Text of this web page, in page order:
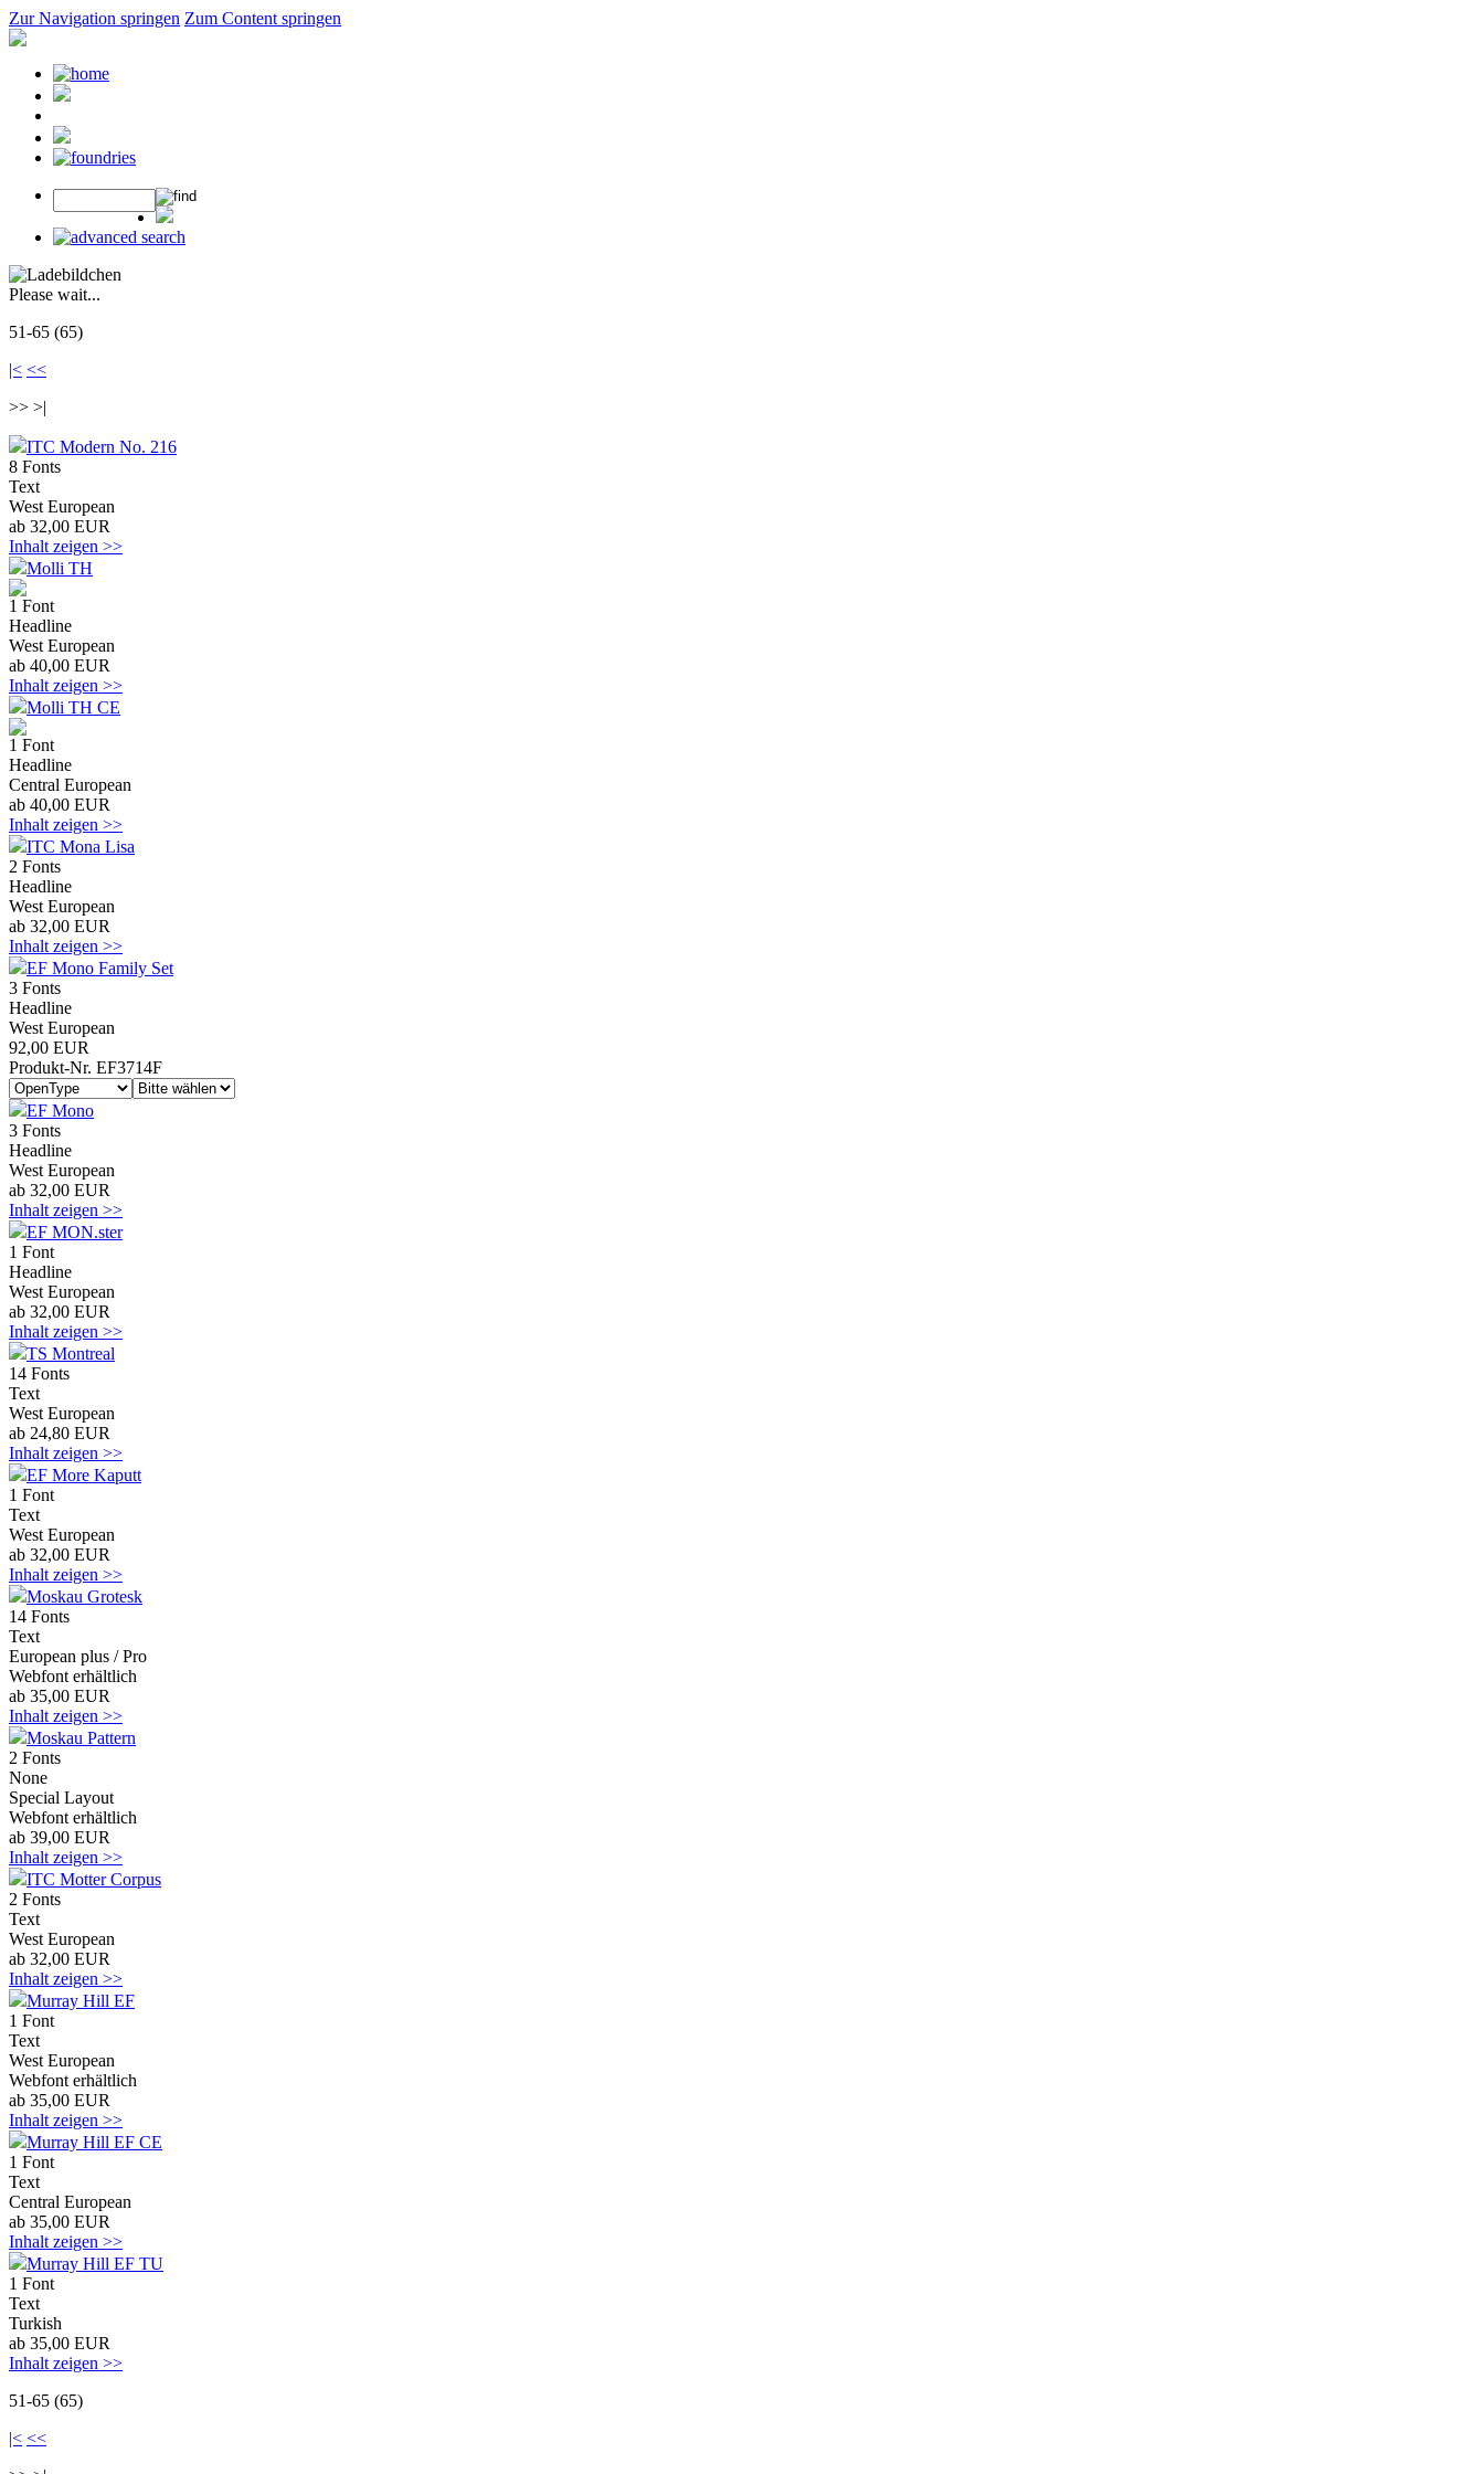
Zur Navigation springen Zum Content springen
Please wait...
51-65 (65)
|< <<
>> >|
ITC Modern No. 216
8 Fonts
Text
West European
ab 32,00 EUR
Inhalt zeigen >>
Molli TH
1 Font
Headline
West European
ab 40,00 EUR
Inhalt zeigen >>
Molli TH CE
1 Font
Headline
Central European
ab 40,00 EUR
Inhalt zeigen >>
ITC Mona Lisa
2 Fonts
Headline
West European
ab 32,00 EUR
Inhalt zeigen >>
EF Mono Family Set
3 Fonts
Headline
West European
92,00 EUR
Produkt-Nr. EF3714F
EF Mono
3 Fonts
Headline
West European
ab 32,00 EUR
Inhalt zeigen >>
EF MON.ster
1 Font
Headline
West European
ab 32,00 EUR
Inhalt zeigen >>
TS Montreal
14 Fonts
Text
West European
ab 24,80 EUR
Inhalt zeigen >>
EF More Kaputt
1 Font
Text
West European
ab 32,00 EUR
Inhalt zeigen >>
Moskau Grotesk
14 Fonts
Text
European plus / Pro
Webfont erhältlich
ab 35,00 EUR
Inhalt zeigen >>
Moskau Pattern
2 Fonts
None
Special Layout
Webfont erhältlich
ab 39,00 EUR
Inhalt zeigen >>
ITC Motter Corpus
2 Fonts
Text
West European
ab 32,00 EUR
Inhalt zeigen >>
Murray Hill EF
1 Font
Text
West European
Webfont erhältlich
ab 35,00 EUR
Inhalt zeigen >>
Murray Hill EF CE
1 Font
Text
Central European
ab 35,00 EUR
Inhalt zeigen >>
Murray Hill EF TU
1 Font
Text
Turkish
ab 35,00 EUR
Inhalt zeigen >>
51-65 (65)
|< <<